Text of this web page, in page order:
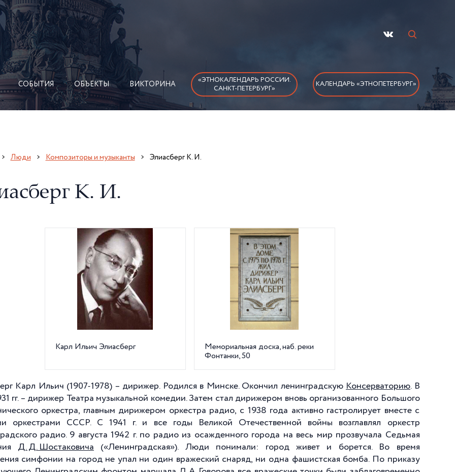
СОБЫТИЯ ОБЪЕКТЫ ВИКТОРИНА
«ЭТНОКАЛЕНДАРЬ РОССИИ.
САНКТ-ПЕТЕРБУРГ»
КАЛЕНДАРЬ «ЭТНОПЕТЕРБУРГ»
Люди Композиторы и музыканты Элиасберг К. И.
К. И.
Карл Ильич Элиасберг
Мемориальная доска, наб. реки
Фонтанки, 50
Карл Ильич (1907-1978) – дирижер. Родился в Минске. Окончил ленинградскую Консерваторию. В
гг. – дирижер Театра музыкальной комедии. Затем стал дирижером вновь организованного Большого
оркестра, главным дирижером оркестра радио, с 1938 года активно гастролирует вместе с
оркестрами СССР. С1941 г. и все годы Великой Отечественной войны возглавлял оркестр
радио. 9 августа1942 г. по радио из осажденного города на весь мир прозвучала Седьмая
Д. Д. Шостаковича («Ленинградская»). Люди понимали: город живет и борется. Во время
симфонии на город не упал ни один вражеский снаряд, ни одна фашистская бомба. По приказу